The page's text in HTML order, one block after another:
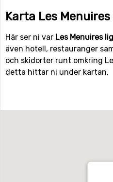
Karta Les Menuires
Här ser ni var Les Menuires
även hotell, restauranger
och skidorter runt omkring
detta hittar ni under kartan.